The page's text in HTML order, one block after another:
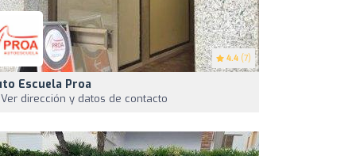
4.4 (7)
Escuela Proa
Ver dirección y datos de contacto